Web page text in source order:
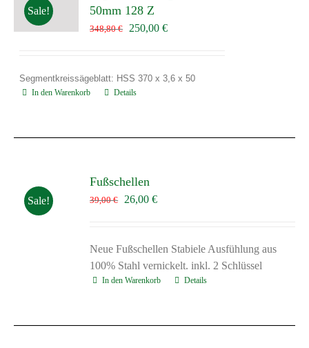
Sale!
50mm 128 Z
348,80€
Ursprünglicher
348,80 €
250,00€Aktueller
250,00 €.
Segmentkreissägeblatt: HSS 370 x 3,6 x 50
In den Warenkorb Details
Sale!
Fußschellen
39,00€
Ursprünglicher
39,00 €
26,00€Aktueller
26,00 €.
Neue Fußschellen Stabiele Ausfühlung aus
100% Stahl vernickelt. inkl. 2 Schlüssel
In den Warenkorb Details